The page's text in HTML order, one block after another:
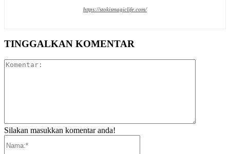
https://stokismagiclife.com/
TINGGALKAN KOMENTAR
Silakan masukkan komentar anda!